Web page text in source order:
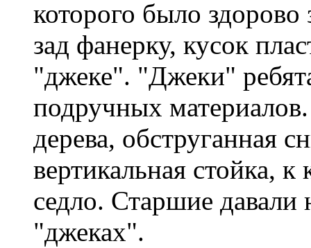
которого было
зад фанерку, кусок
"джеке". "Джеки"
подручных
дерева, обструганная
вертикальная стойка,
седло. Старшие давали
"джеках".